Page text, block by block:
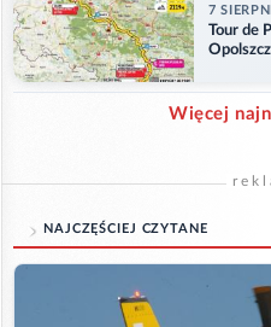
7
Tour de
Więcej
NAJCZĘŚCIEJ CZYTANE